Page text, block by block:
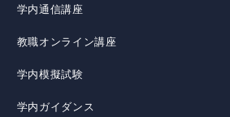
学内通信講座
教職オンライン講座
学内模擬試験
学内ガイダンス